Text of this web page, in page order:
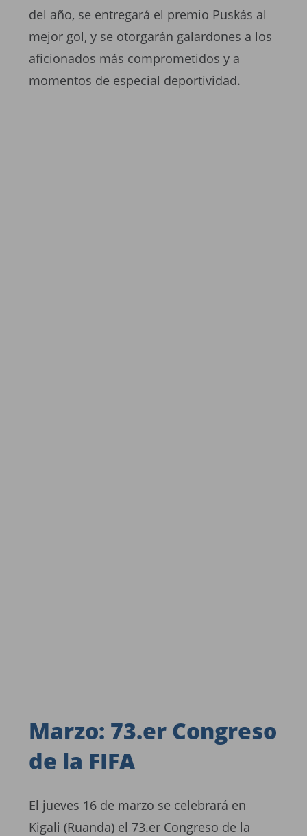
del año, se entregará el premio Puskás al
mejor gol, y se otorgarán galardones a los
aficionados más comprometidos y a
momentos de especial deportividad.
Marzo: 73.er Congreso
de la FIFA
El jueves 16 de marzo se celebrará en
Kigali (Ruanda) el 73.er Congreso de la